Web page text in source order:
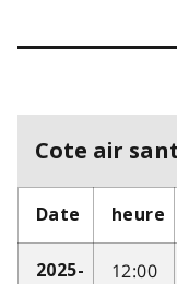
Cote air
Date heure
2025-
12:00